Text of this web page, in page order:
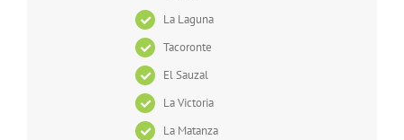
La Laguna
Tacoronte
El Sauzal
La Victoria
La Matanza